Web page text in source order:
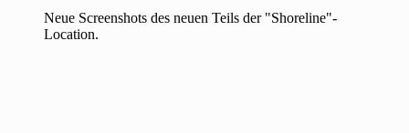
Neue Screenshots des neuen Teils der "Shoreline"-
Location.